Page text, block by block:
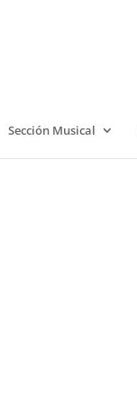
Sección Musical